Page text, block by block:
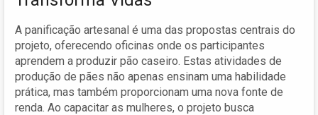
A panificação artesanal é uma das propostas centrais do
projeto, oferecendo oficinas onde os participantes
aprendem a produzir pão caseiro. Estas atividades de
produção de pães não apenas ensinam uma habilidade
prática, mas também proporcionam uma nova fonte de
renda. Ao capacitar as mulheres, o projeto busca